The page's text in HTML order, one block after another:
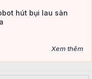
hút bụi lau sàn
Xem thêm